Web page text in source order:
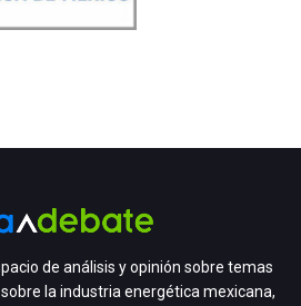
de análisis y opinión sobre temas
la industria energética mexicana,